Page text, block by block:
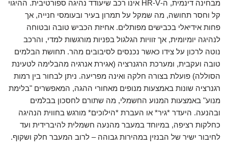
מבחינה דינמית, ה-HR-V אינו רכב שיעודד נהיגה ספורטיבית. ההיגוי
קל וחסר תחושה, מה שמקל על תמרון בעיר ובעומסי חנייה, אך
פחות אידיאלי בכבישים מפותלים. אחיזת הכביש טובה ובטוחה
לנהיגה יומיומית, אך זוויות הגלגול בפניות מורגשות למדי, והרכב
נוטה לרכון על צידו כאשר נכנסים לסיבובים מהר. תחושת הבלמים
טובה ועקבית, ומערכת הרגנרציה (אגירת אנרגיה מהבלימה לטעינת
הסוללה) פועלת בצורה חלקה ואינה מפריעה. ניתן לבחור בין רמות
רגנרציה שונות באמצעות מנופים מאחורי ההגה, המאפשרים "בלימת
מנוע" באמצעות המנוע החשמלי, מה שתורם לחסכון בבלמים
ובהנעה. היעדר *גיר* או העברת *הילוכים* מורגש בחווית הנהיגה
כחלקות רציפה, במיוחד במעבר מהנעה חשמלית להיברידית ועד
לחיבור ישיר של הבנזין במהירות גבוהה – לרוב המעבר חלק ושקוף.